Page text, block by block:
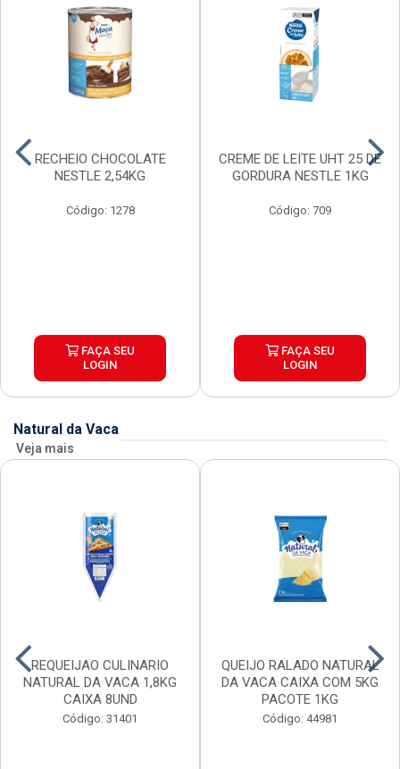
RECHEIO CHOCOLATE
NESTLE 2,54KG
Código: 1278
FAÇA SEU
LOGIN
CREME DE LEITE UHT 25 DE
GORDURA NESTLE 1KG
Código: 709
FAÇA SEU
LOGIN
Natural da Vaca
Veja mais
REQUEIJAO CULINARIO
NATURAL DA VACA 1,8KG
CAIXA 8UND
Código: 31401
QUEIJO RALADO NATURAL
DA VACA CAIXA COM 5KG
PACOTE 1KG
Código: 44981